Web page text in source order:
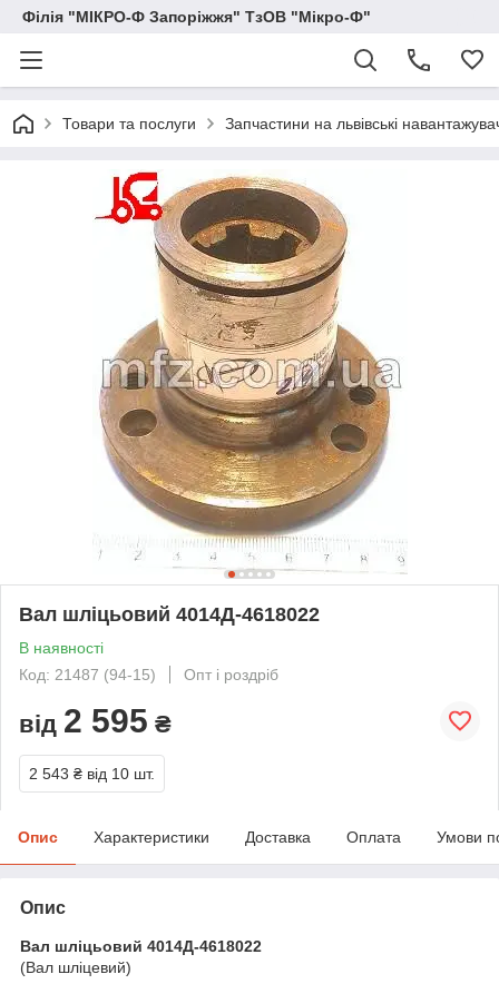
Філія "МІКРО-Ф Запоріжжя" ТзОВ "Мікро-Ф"
Товари та послуги Запчастини на львівські
Вал шліцьовий 4014Д-4618022
В наявності
Код: 21487 (94-15)
Опт і роздріб
від 2 595 ₴
2 543 ₴ від 10 шт.
Опис Характеристики Доставка Оплата Умови
Опис
Вал шліцьовий 4014Д-4618022
(Вал шліцевий)